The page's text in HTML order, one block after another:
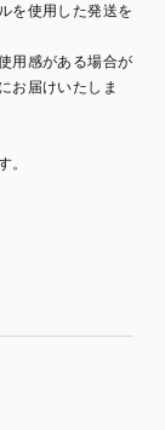
を使用した発送を
用感がある場合が
お届けいたしま
。